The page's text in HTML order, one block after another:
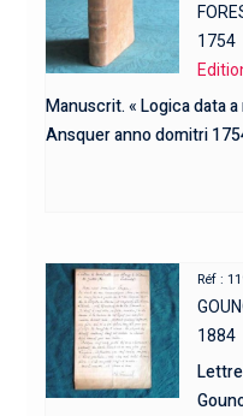
1754
Manuscrit. « Logica data
Ansquer anno domitri
Réf :
1884